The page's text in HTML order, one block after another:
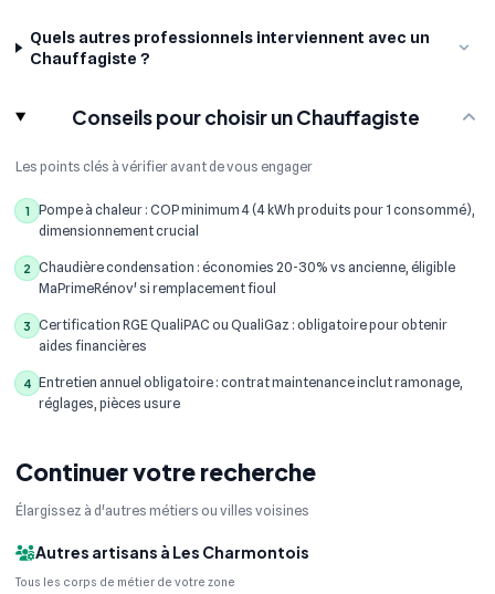
Quels autres professionnels interviennent avec un
Chauffagiste ?
Conseils pour choisir un Chauffagiste
Les points clés à vérifier avant de vous engager
1
Pompe à chaleur : COP minimum 4 (4 kWh produits pour 1 consommé),
dimensionnement crucial
2
Chaudière condensation : économies 20-30% vs ancienne, éligible
MaPrimeRénov' si remplacement fioul
3
Certification RGE QualiPAC ou QualiGaz : obligatoire pour obtenir
aides financières
4 Entretien annuel obligatoire : contrat maintenance inclut ramonage,
réglages, pièces usure
Continuer votre recherche
Élargissez à d'autres métiers ou villes voisines
Autres artisans à Les Charmontois
Tous les corps de métier de votre zone